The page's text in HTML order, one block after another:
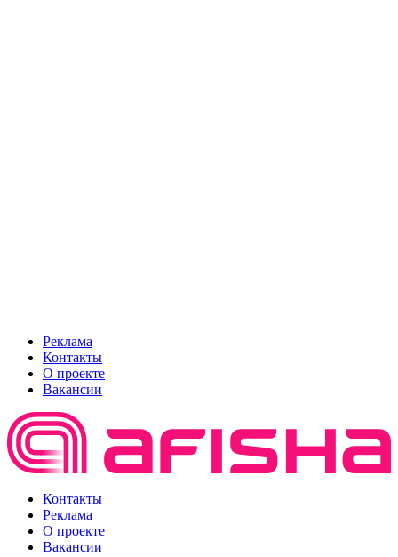
Реклама
Контакты
О проекте
Вакансии
Контакты
Реклама
О проекте
Вакансии